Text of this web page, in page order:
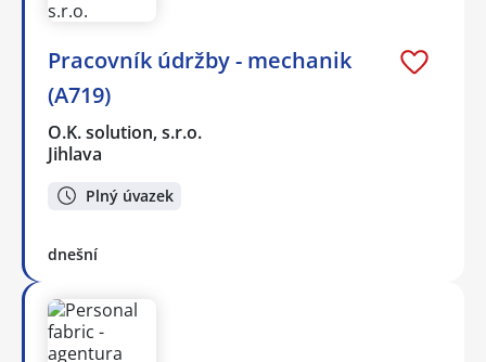
Pracovník údržby - mechanik
(A719)
O.K. solution, s.r.o.
Jihlava
Plný úvazek
dnešní